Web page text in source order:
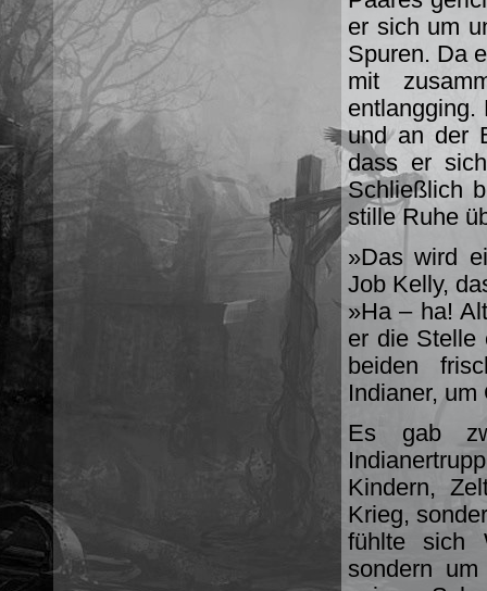
er sich um
Spuren. Da
mit
und an der
dass er
Schließlich
stille Ruhe
»Das wird
Job Kelly,
»Ha – ha!
er die Stelle
beiden
Indianer,
Es gab
Kindern,
Krieg,
fühlte sich
sondern